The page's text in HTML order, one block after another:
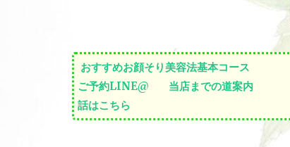
おすすめお顔そり美容法基本コース
ご予約LINE@
当店までの道案内
話はこちら